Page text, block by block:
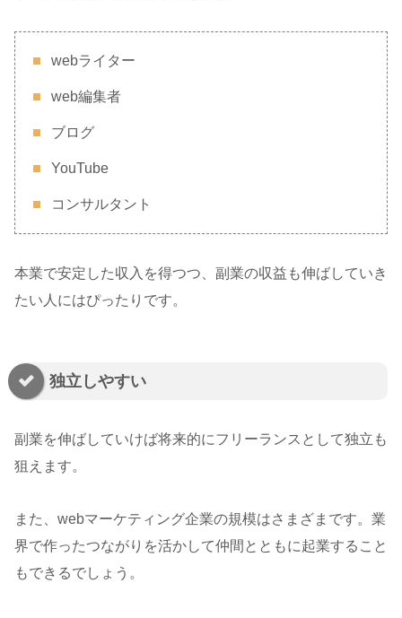
webライター
web編集者
ブログ
YouTube
コンサルタント
本業で安定した収入を得つつ、副業の収益も伸ばしていき
たい人にはぴったりです。
独立しやすい
副業を伸ばしていけば将来的にフリーランスとして独立も
狙えます。
また、webマーケティング企業の規模はさまざまです。業
界で作ったつながりを活かして仲間とともに起業すること
もできるでしょう。